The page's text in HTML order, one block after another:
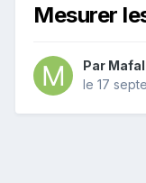
Mesurer
Par
le 17